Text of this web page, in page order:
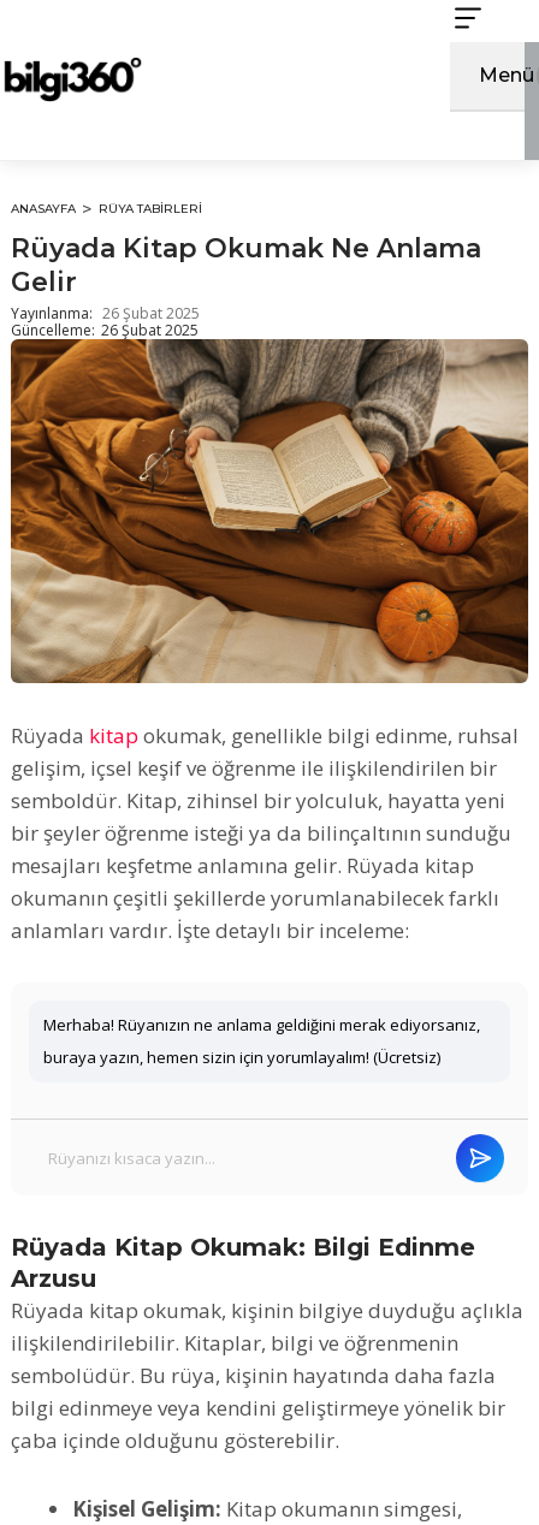
Menü
ANASAYFA RÜYA TABIRLERI
Rüyada Kitap Okumak Ne Anlama
Gelir
Yayınlanma: 26 Şubat 2025
Güncelleme: 26 Şubat 2025
Rüyada kitapokumak, genellikle bilgi edinme, ruhsal
gelişim, içsel keşif ve öğrenme ile ilişkilendirilen bir
semboldür. Kitap, zihinsel bir yolculuk, hayatta yeni
bir şeyler öğrenme isteği ya da bilinçaltının sunduğu
mesajları keşfetme anlamına gelir. Rüyada kitap
okumanın çeşitli şekillerde yorumlanabilecek farklı
anlamları vardır. İşte detaylı bir inceleme:
Merhaba! Rüyanızın ne anlama geldiğini merak ediyorsanız,
buraya yazın, hemen sizin için yorumlayalım! (Ücretsiz)
Rüyada Kitap Okumak: Bilgi Edinme
Arzusu
Rüyada kitap okumak, kişinin bilgiye duyduğu açlıkla
ilişkilendirilebilir. Kitaplar, bilgi ve öğrenmenin
sembolüdür. Bu rüya, kişinin hayatında daha fazla
bilgi edinmeye veya kendini geliştirmeye yönelik bir
çaba içinde olduğunu gösterebilir.
Kişisel Gelişim: Kitap okumanın simgesi,